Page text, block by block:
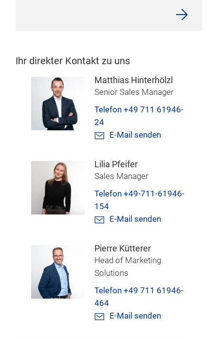
Ihr direkter Kontakt zu uns
Matthias Hinterhölzl
Senior Sales Manager
Telefon +49 711 61946-
24
E-Mail senden
Lilia Pfeifer
Sales Manager
Telefon +49-711-61946-
154
E-Mail senden
Pierre Kütterer
Head of Marketing
Solutions
Telefon +49 711 61946-
464
E-Mail senden